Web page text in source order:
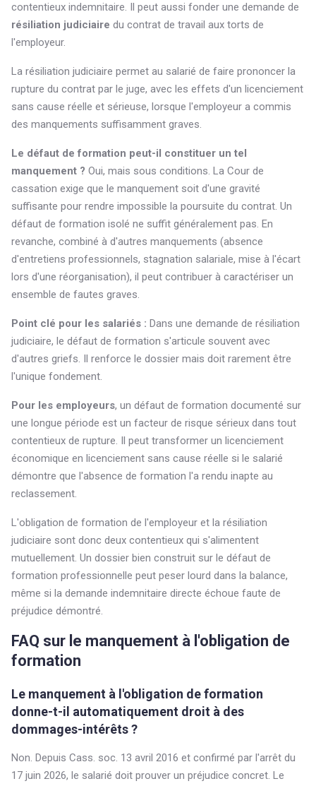
contentieux indemnitaire. Il peut aussi fonder une demande de
résiliation judiciaire du contrat de travail aux torts de
l'employeur.
La résiliation judiciaire permet au salarié de faire prononcer la
rupture du contrat par le juge, avec les effets d'un licenciement
sans cause réelle et sérieuse, lorsque l'employeur a commis
des manquements suffisamment graves.
Le défaut de formation peut-il constituer un tel
manquement ? Oui, mais sous conditions. La Cour de
cassation exige que le manquement soit d'une gravité
suffisante pour rendre impossible la poursuite du contrat. Un
défaut de formation isolé ne suffit généralement pas. En
revanche, combiné à d'autres manquements (absence
d'entretiens professionnels, stagnation salariale, mise à l'écart
lors d'une réorganisation), il peut contribuer à caractériser un
ensemble de fautes graves.
Point clé pour les salariés : Dans une demande de résiliation
judiciaire, le défaut de formation s'articule souvent avec
d'autres griefs. Il renforce le dossier mais doit rarement être
l'unique fondement.
Pour les employeurs, un défaut de formation documenté sur
une longue période est un facteur de risque sérieux dans tout
contentieux de rupture. Il peut transformer un licenciement
économique en licenciement sans cause réelle si le salarié
démontre que l'absence de formation l'a rendu inapte au
reclassement.
L'obligation de formation de l'employeur et la résiliation
judiciaire sont donc deux contentieux qui s'alimentent
mutuellement. Un dossier bien construit sur le défaut de
formation professionnelle peut peser lourd dans la balance,
même si la demande indemnitaire directe échoue faute de
préjudice démontré.
FAQ sur le manquement à l'obligation de
formation
Le manquement à l'obligation de formation
donne-t-il automatiquement droit à des
dommages-intérêts ?
Non. Depuis Cass. soc. 13 avril 2016 et confirmé par l'arrêt du
17 juin 2026, le salarié doit prouver un préjudice concret. Le